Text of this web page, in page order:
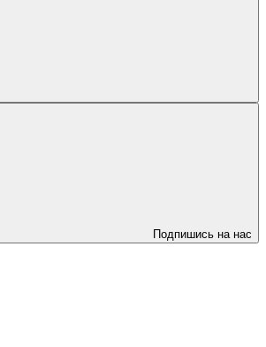
Подпишись на нас